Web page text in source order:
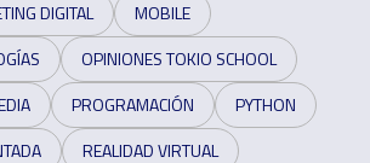
DIGITAL
MOBILE
OPINIONES TOKIO SCHOOL
PROGRAMACIÓN
PYTHON
REALIDAD VIRTUAL